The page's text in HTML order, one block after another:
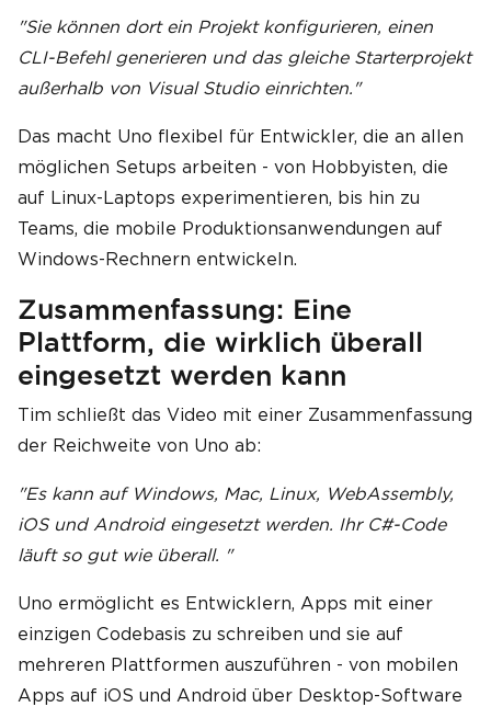
"Sie können dort ein Projekt konfigurieren, einen
CLI-Befehl generieren und das gleiche Starterprojekt
außerhalb von Visual Studio einrichten."
Das macht Uno flexibel für Entwickler, die an allen
möglichen Setups arbeiten - von Hobbyisten, die
auf Linux-Laptops experimentieren, bis hin zu
Teams, die mobile Produktionsanwendungen auf
Windows-Rechnern entwickeln.
Zusammenfassung: Eine
Plattform, die wirklich überall
eingesetzt werden kann
Tim schließt das Video mit einer Zusammenfassung
der Reichweite von Uno ab:
"Es kann auf Windows, Mac, Linux, WebAssembly,
iOS und Android eingesetzt werden. Ihr C#-Code
läuft so gut wie überall. "
Uno ermöglicht es Entwicklern, Apps mit einer
einzigen Codebasis zu schreiben und sie auf
mehreren Plattformen auszuführen - von mobilen
Apps auf iOS und Android über Desktop-Software